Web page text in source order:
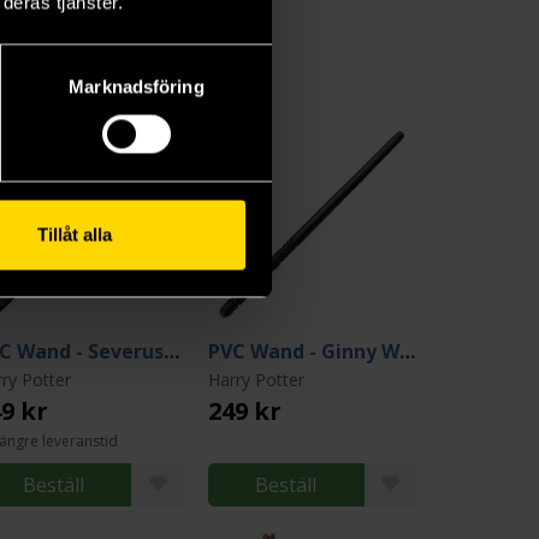
Marknadsföring
Tillåt alla
PVC Wand - Severus Snape
Potter
kr
leveranstid
Beställ
PVC Wand - Ginny Weasley
Harry Potter
249 kr
Beställ